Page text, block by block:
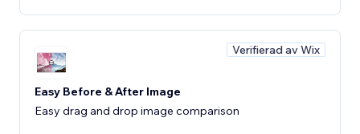
Verifierad av Wix
Easy Before & After Image
Easy drag and drop image comparison